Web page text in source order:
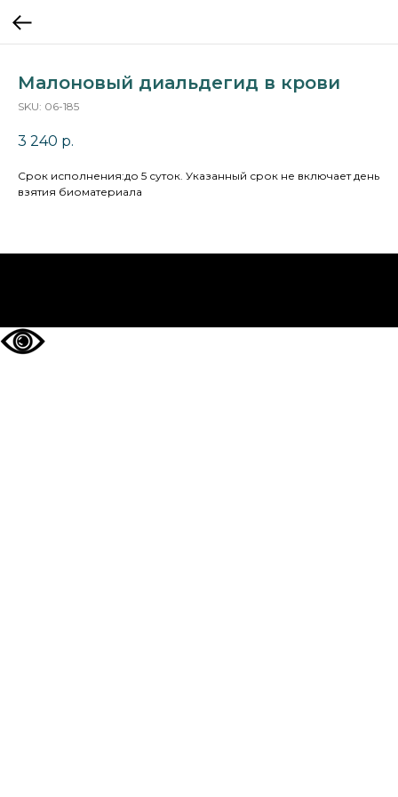
Малоновый диальдегид в крови
SKU: 06-185
3 240 р.
Cрок исполнения:до 5 суток. Указанный срок не включает день
взятия биоматериала